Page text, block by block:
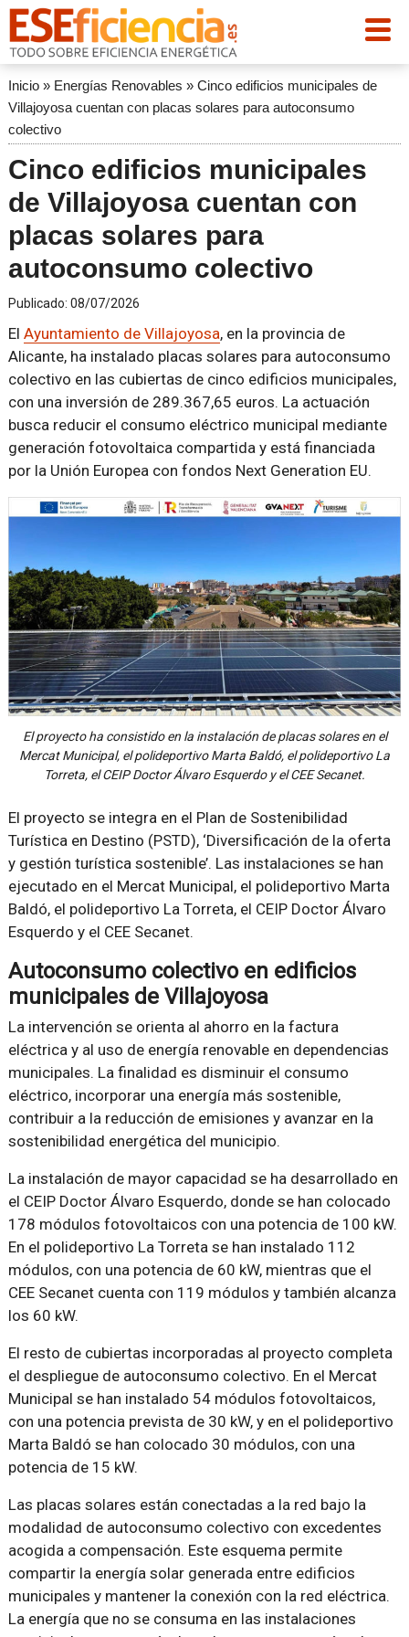
Inicio» Energías Renovables » Cinco edificios municipales de
Villajoyosa cuentan con placas solares para autoconsumo
colectivo
Cinco edificios municipales
de Villajoyosa cuentan con
placas solares para
autoconsumo colectivo
Publicado: 08/07/2026
El Ayuntamiento de Villajoyosa, en la provincia de
Alicante, ha instalado placas solares para autoconsumo
colectivo en las cubiertas de cinco edificios municipales,
con una inversión de 289.367,65 euros. La actuación
busca reducir el consumo eléctrico municipal mediante
generación fotovoltaica compartida y está financiada
por la Unión Europea con fondos Next Generation EU.
El proyecto ha consistido en la instalación de placas solares en el
Mercat Municipal, el polideportivo Marta Baldó, el polideportivo La
Torreta, el CEIP Doctor Álvaro Esquerdo y el CEE Secanet.
El proyecto se integra en el Plan de Sostenibilidad
Turística en Destino (PSTD), ‘Diversificación de la oferta
y gestión turística sostenible’. Las instalaciones se han
ejecutado en el Mercat Municipal, el polideportivo Marta
Baldó, el polideportivo La Torreta, el CEIP Doctor Álvaro
Esquerdo y el CEE Secanet.
Autoconsumo colectivo en edificios
municipales de Villajoyosa
La intervención se orienta al ahorro en la factura
eléctrica y al uso de energía renovable en dependencias
municipales. La finalidad es disminuir el consumo
eléctrico, incorporar una energía más sostenible,
contribuir a la reducción de emisiones y avanzar en la
sostenibilidad energética del municipio.
La instalación de mayor capacidad se ha desarrollado en
el CEIP Doctor Álvaro Esquerdo, donde se han colocado
178 módulos fotovoltaicos con una potencia de 100 kW.
En el polideportivo La Torreta se han instalado 112
módulos, con una potencia de 60 kW, mientras que el
CEE Secanet cuenta con 119 módulos y también alcanza
los 60 kW.
El resto de cubiertas incorporadas al proyecto completa
el despliegue de autoconsumo colectivo. En el Mercat
Municipal se han instalado 54 módulos fotovoltaicos,
con una potencia prevista de 30 kW, y en el polideportivo
Marta Baldó se han colocado 30 módulos, con una
potencia de 15 kW.
Las placas solares están conectadas a la red bajo la
modalidad de autoconsumo colectivo con excedentes
acogida a compensación. Este esquema permite
compartir la energía solar generada entre edificios
municipales y mantener la conexión con la red eléctrica.
La energía que no se consuma en las instalaciones